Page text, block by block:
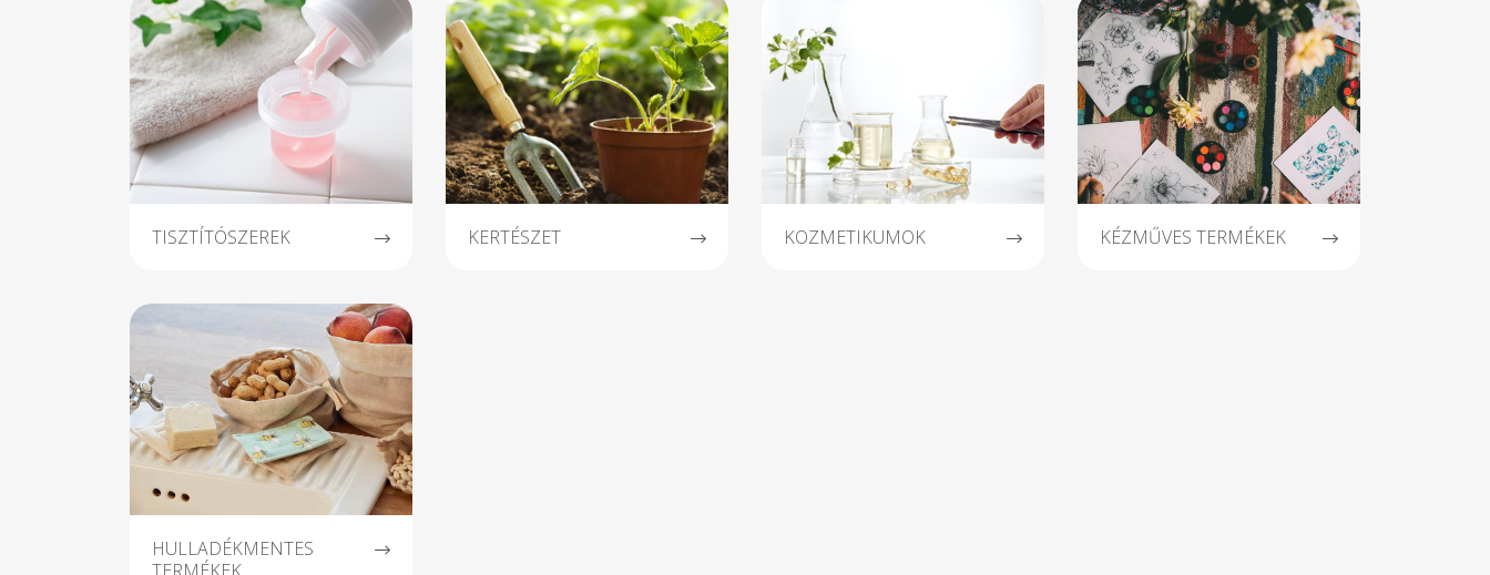
TISZTÍTÓSZEREK KERTÉSZET KOZMETIKUMOK KÉZMŰVES TERMÉKEK
HULLADÉKMENTES